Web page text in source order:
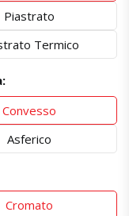
Piastrato
Termico
Convesso
Asferico
Cromato